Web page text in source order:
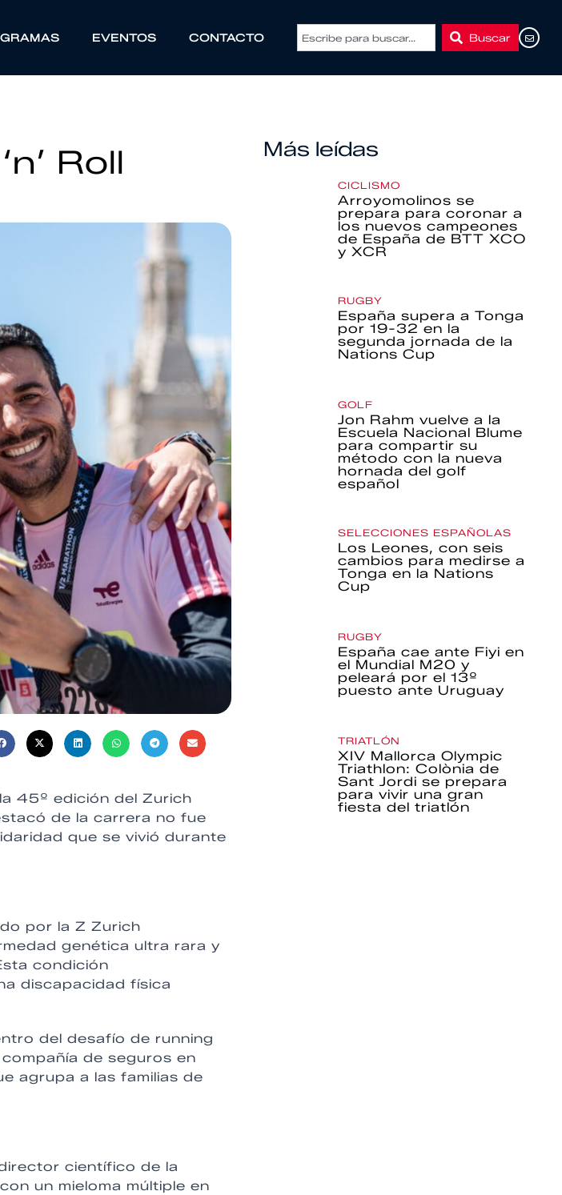
EVENTOS CONTACTO Buscar
Roll
45º edición del Zurich
de la carrera no fue
que se vivió durante
por la Z Zurich
genética ultra rara y
condición
discapacidad física
del desafío de running
de seguros en
agrupa a las familias de
científico de la
un mieloma múltiple en
Más leídas
CICLISMO
Arroyomolinos se
prepara para coronar a
los nuevos campeones
de España de BTT XCO
y XCR
RUGBY
España supera a Tonga
por 19-32 en la
segunda jornada de la
Nations Cup
GOLF
Jon Rahm vuelve a la
Escuela Nacional Blume
para compartir su
método con la nueva
hornada del golf
español
SELECCIONES ESPAÑOLAS
Los Leones, con seis
cambios para medirse a
Tonga en la Nations
Cup
RUGBY
España cae ante Fiyi en
el Mundial M20 y
peleará por el 13º
puesto ante Uruguay
TRIATLÓN
XIV Mallorca Olympic
Triathlon: Colònia de
Sant Jordi se prepara
para vivir una gran
fiesta del triatlón